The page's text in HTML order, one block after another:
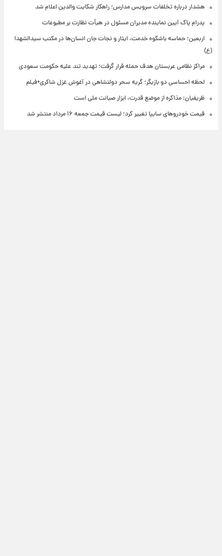
هشدار درباره تخلفات سرویس مدارس؛ راهکار شکایت والدین اعلام شد
پدرام پاک آیین نماینده مدیران مسئول در هیأت نظارت بر مطبوعات
اربعین؛ حماسه باشکوه خدمت، ایثار و نجات جان انسان‌ها در مکتب سیدالشهدا
(ع)
مراکز نظامی عربستان هدف حمله قرار گرفت؛ تهدید تند علیه حکومت سعودی
لحظه احساسی دو بازیگر؛ گریه سحر دولتشاهی در آغوش غزل شاکری+فیلم
ظریفیان: مذاکره از موضع قدرت، ابزار صیانت ملی است
قیمت خودروهای سایپا تغییر کرد؛ لیست قیمت جمعه ۱۶ مرداد منتشر شد